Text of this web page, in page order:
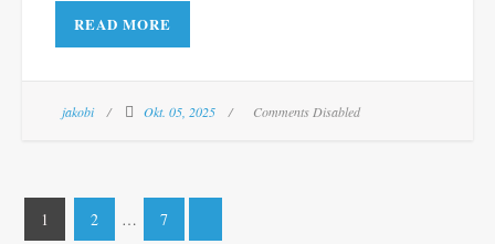
READ MORE
jakobi Okt. 05, 2025 Comments Disabled
Seitennummerierung
1 2 … 7